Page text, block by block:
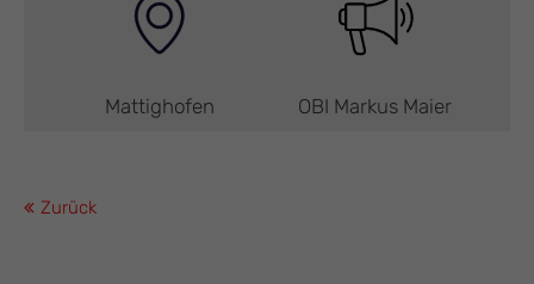
Mattighofen OBI Markus Maier
Zurück